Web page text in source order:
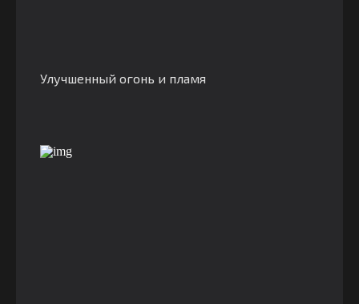
Улучшенный огонь и пламя